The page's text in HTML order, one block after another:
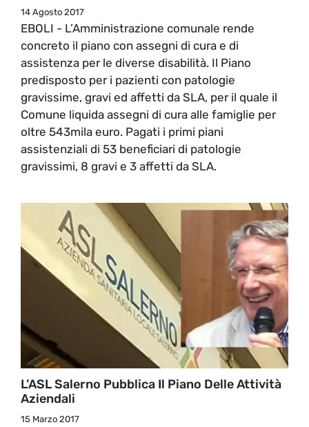
14 Agosto 2017
EBOLI - L’Amministrazione comunale rende
concreto il piano con assegni di cura e di
assistenza per le diverse disabilità. Il Piano
predisposto per i pazienti con patologie
gravissime, gravi ed affetti da SLA, per il quale il
Comune liquida assegni di cura alle famiglie per
oltre 543mila euro. Pagati i primi piani
assistenziali di 53 beneficiari di patologie
gravissimi, 8 gravi e 3 affetti da SLA.
L’ASL Salerno Pubblica Il Piano Delle Attività
Aziendali
15 Marzo 2017